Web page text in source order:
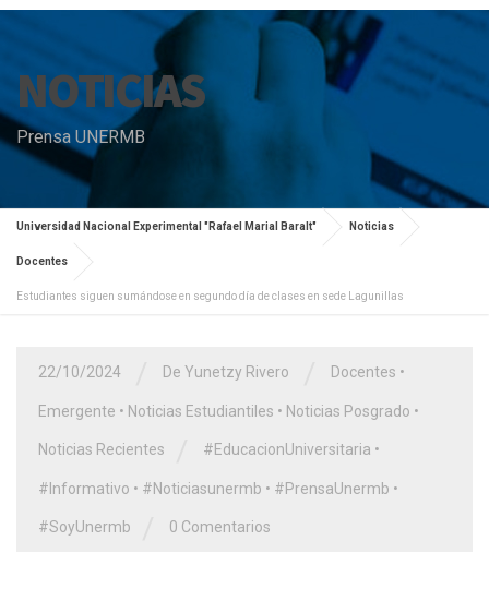
NOTICIAS
Prensa UNERMB
Universidad Nacional Experimental "Rafael Marial Baralt" Noticias
Docentes
Estudiantes siguen sumándose en segundo día de clases en sede Lagunillas
22/10/2024 De Yunetzy Rivero Docentes •
Emergente • Noticias Estudiantiles • Noticias Posgrado •
Noticias Recientes #EducacionUniversitaria •
#Informativo • #Noticiasunermb • #PrensaUnermb •
#SoyUnermb 0 Comentarios